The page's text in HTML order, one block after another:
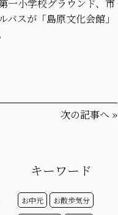
一小学校グラウンド、市
スが「島原文化会館」
次の記事へ »
キーワード
お中元 お散歩気分